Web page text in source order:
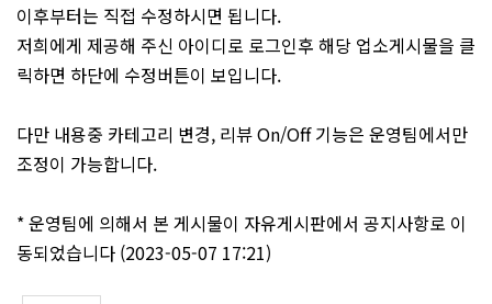
이후부터는 직접 수정하시면 됩니다.
저희에게 제공해 주신 아이디로 로그인후 해당 업소게시물을 클
릭하면 하단에 수정버튼이 보입니다.
다만 내용중 카테고리 변경, 리뷰 On/Off 기능은 운영팀에서만
조정이 가능합니다.
* 운영팀에 의해서 본 게시물이 자유게시판에서 공지사항로 이
동되었습니다 (2023-05-07 17:21)